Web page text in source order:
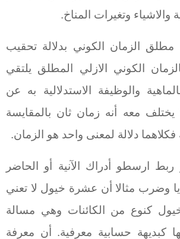
والاشياء وتغيرات المناخ.
مطلق الزمان الكوني بدلالة تحقيب
الكوني الازلي المطلق يلتقي
والوظيفة الاستدلالية به عن
يختلف معه أنه زمان ثان بالمقايسة
فكلاهما دلالة لمعنى واحد هو الزمان.
ارسطو أدراك الآنية أو الحاضر
وضرب مثالا أن عشرة خيول لا تعني
كنوع من الكائنات وهي مسالة
كبديهة حسابية معرفية. أن معرفة